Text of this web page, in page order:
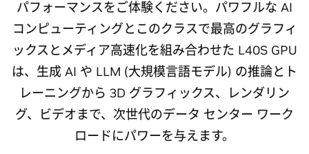
パフォーマンスをご体験ください。パワフルな AI
コンピューティングとこのクラスで最高のグラフィ
ックスとメディア高速化を組み合わせた L40S GPU
は、生成 AI や LLM (大規模言語モデル) の推論とト
レーニングから 3D グラフィックス、レンダリン
グ、ビデオまで、次世代のデータ センター ワーク
ロードにパワーを与えます。